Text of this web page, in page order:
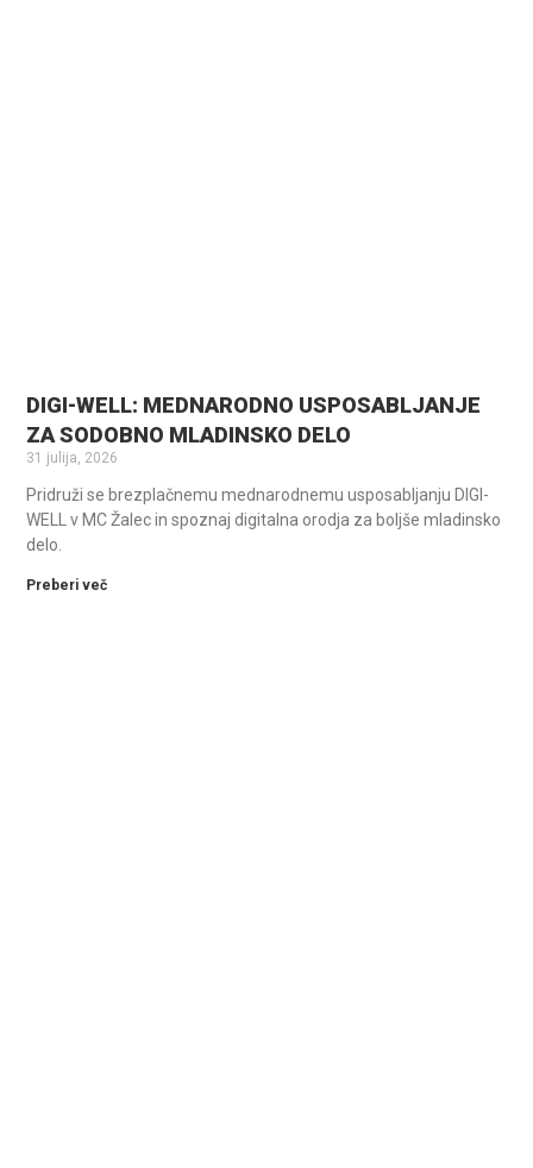
DIGI-WELL: MEDNARODNO USPOSABLJANJE
ZA SODOBNO MLADINSKO DELO
31 julija, 2026
Pridruži se brezplačnemu mednarodnemu usposabljanju DIGI-
WELL v MC Žalec in spoznaj digitalna orodja za boljše mladinsko
delo.
Preberi več